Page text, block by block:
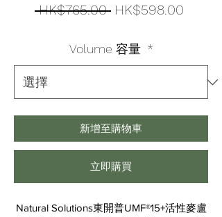
HK$765.00 一
價
HK$598.00
Volume 容量 *
新增至購物車
立即購買
Natural Solutions東開普UMF®15+活性麥盧